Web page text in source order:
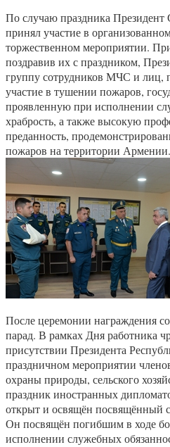
По случаю праздника Президент
принял участие в
торжественном мероприятии.
поздравив их с праздником,
группу сотрудников МЧС и лиц,
участие в тушении пожаров,
проявленную при исполнении
храбрость, а также высокую
преданность,
пожаров на территории Армении.
После церемонии награждения
парад. В рамках Дня работника
присутствии Президента
праздничном мероприятии
охраны природы, сельского
праздник иностранных
открыт и освящён посвящённый
Он посвящён погибшим в ходе
исполнении служебных